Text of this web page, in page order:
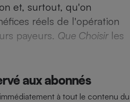
et, surtout, qu'on
réels de l'opération
payeurs. Que Choisir les
aux abonnés
à tout le contenu du
Plaque de cuisson à
induction
Téléphone mobile -
Smartphone
Climatiseur -
Ventilateur